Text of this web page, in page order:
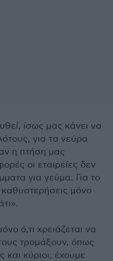
ίσως μας κάνει να
για τα νεύρα
η πτήση μας
οι εταιρείες δεν
για γεύμα. Για το
μόνο
ό,τι χρειάζεται να
τρομάξουν, όπως
και κύριοι, έχουμε